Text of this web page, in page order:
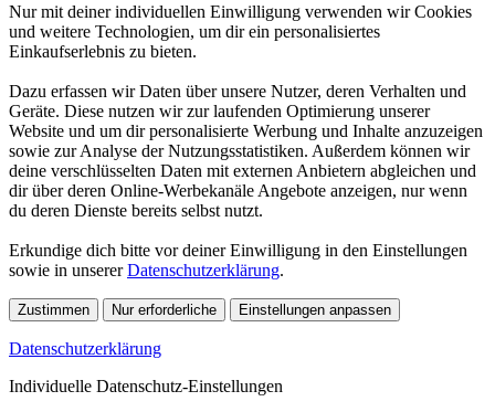
Nur mit deiner individuellen Einwilligung verwenden wir Cookies
und weitere Technologien, um dir ein personalisiertes
Einkaufserlebnis zu bieten.
Dazu erfassen wir Daten über unsere Nutzer, deren Verhalten und
Geräte. Diese nutzen wir zur laufenden Optimierung unserer
Website und um dir personalisierte Werbung und Inhalte anzuzeigen
sowie zur Analyse der Nutzungsstatistiken. Außerdem können wir
deine verschlüsselten Daten mit externen Anbietern abgleichen und
dir über deren Online-Werbekanäle Angebote anzeigen, nur wenn
du deren Dienste bereits selbst nutzt.
Erkundige dich bitte vor deiner Einwilligung in den Einstellungen
sowie in unsererDatenschutzerklärung.
Zustimmen Nur erforderliche Einstellungen anpassen
Datenschutzerklärung
Individuelle Datenschutz-Einstellungen